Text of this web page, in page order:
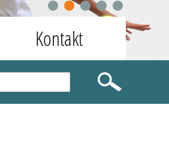
1 2 3 4 5
Kontakt